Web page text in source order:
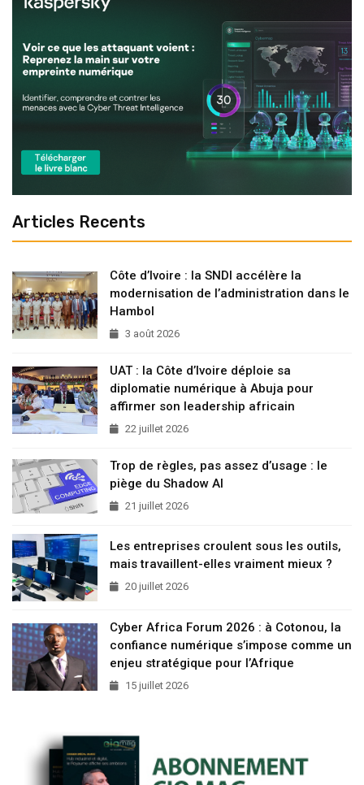
Articles Recents
Côte d’Ivoire : la SNDI accélère la
modernisation de l’administration dans le
Hambol
3 août 2026
UAT : la Côte d’Ivoire déploie sa
diplomatie numérique à Abuja pour
affirmer son leadership africain
22 juillet 2026
Trop de règles, pas assez d’usage : le
piège du Shadow AI
21 juillet 2026
Les entreprises croulent sous les outils,
mais travaillent-elles vraiment mieux ?
20 juillet 2026
Cyber Africa Forum 2026 : à Cotonou, la
confiance numérique s’impose comme un
enjeu stratégique pour l’Afrique
15 juillet 2026